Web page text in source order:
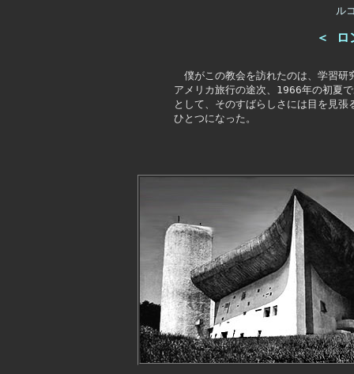
ル
＜ ロ
僕がこの教会を訪れたのは、学習
アメリカ旅行の途次、1966年の初夏
として、そのすばらしさには目を見
ひとつになった。